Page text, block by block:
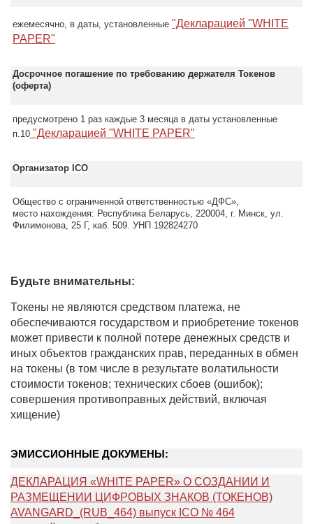
ежемесячно, в даты, установленные "Декларацией "WHITE
PAPER"
Досрочное погашение по требованию держателя Токенов
(оферта)
предусмотрено 1 раз каждые 3 месяца в даты установленные
п.10 "Декларацией "WHITE PAPER"
Организатор ICO
Общество с ограниченной ответственностью «ДФС»,
место нахождения: Республика Беларусь, 220004, г. Минск, ул.
Филимонова, 25 Г, каб. 509. УНП 192824270
Будьте внимательны:
Токены не являются средством платежа, не
обеспечиваются государством и приобретение токенов
может привести к полной потере денежных средств и
иных объектов гражданских прав, переданных в обмен
на токены (в том числе в результате волатильности
стоимости токенов; технических сбоев (ошибок);
совершения противоправных действий, включая
хищение)
ЭМИССИОННЫЕ ДОКУМЕНЫ:
ДЕКЛАРАЦИЯ «WHITE PAPER» О СОЗДАНИИ И
РАЗМЕЩЕНИИ ЦИФРОВЫХ ЗНАКОВ (ТОКЕНОВ)
AVANGARD_(RUB_464) выпуск ICO № 464